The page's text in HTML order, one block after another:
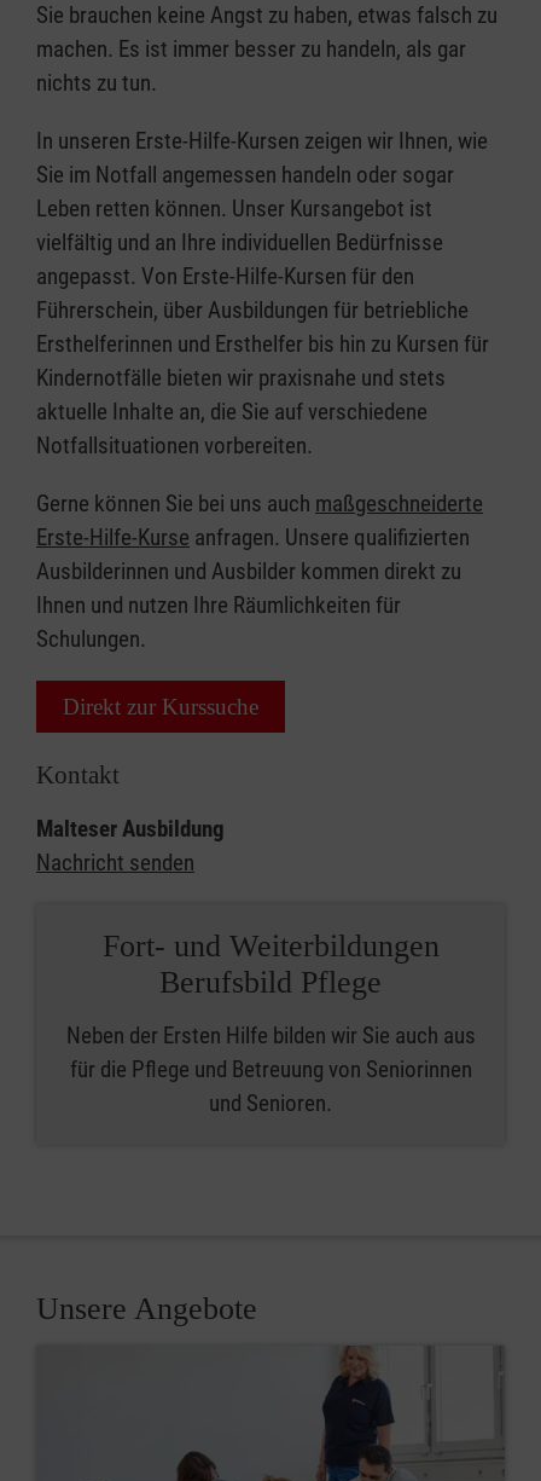
Sie brauchen keine Angst zu haben, etwas falsch zu
machen. Es ist immer besser zu handeln, als gar
nichts zu tun.
In unseren Erste-Hilfe-Kursen zeigen wir Ihnen, wie
Sie im Notfall angemessen handeln oder sogar
Leben retten können. Unser Kursangebot ist
vielfältig und an Ihre individuellen Bedürfnisse
angepasst. Von Erste-Hilfe-Kursen für den
Führerschein, über Ausbildungen für betriebliche
Ersthelferinnen und Ersthelfer bis hin zu Kursen für
Kindernotfälle bieten wir praxisnahe und stets
aktuelle Inhalte an, die Sie auf verschiedene
Notfallsituationen vorbereiten.
Gerne können Sie bei uns auch maßgeschneiderte
Erste-Hilfe-Kurse anfragen. Unsere qualifizierten
Ausbilderinnen und Ausbilder kommen direkt zu
Ihnen und nutzen Ihre Räumlichkeiten für
Schulungen.
Direkt zur Kurssuche
Kontakt
Malteser Ausbildung
Nachricht senden
Fort- und Weiterbildungen
Berufsbild Pflege
Neben der Ersten Hilfe bilden wir Sie auch aus
für die Pflege und Betreuung von Seniorinnen
und Senioren.
Unsere Angebote